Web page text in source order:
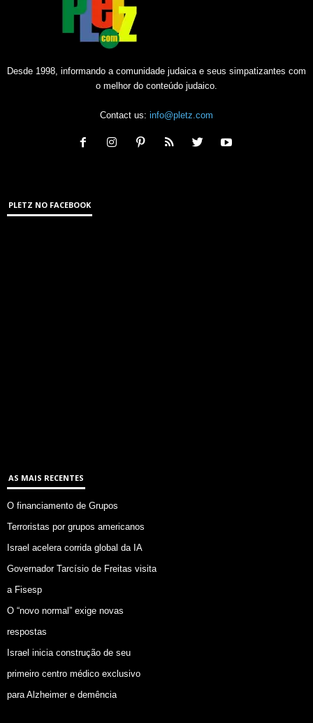
Desde 1998, informando a comunidade judaica e seus simpatizantes com
o melhor do conteúdo judaico.
Contact us: info@pletz.com
PLETZ NO FACEBOOK
AS MAIS RECENTES
O financiamento de Grupos
Terroristas por grupos americanos
Israel acelera corrida global da IA
Governador Tarcísio de Freitas visita
a Fisesp
O “novo normal” exige novas
respostas
Israel inicia construção de seu
primeiro centro médico exclusivo
para Alzheimer e demência